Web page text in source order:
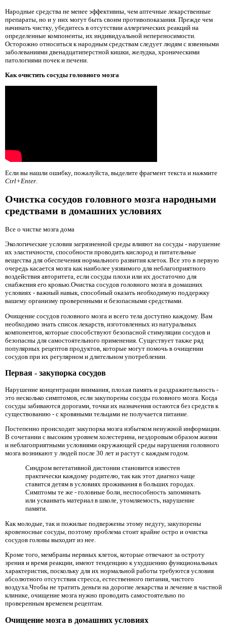
Народные средства не менее эффективны, чем аптечные лекарственные
препараты, но и у них могут быть своим противопоказания. Прежде чем
начинать чистку, убедитесь в отсутствии аллергических реакций на
определенные компоненты, их индивидуальной непереносимости.
Осторожно относиться к народным средствам следует людям с язвенными
заболеваниями двенадцатиперстной кишки, желудка, хроническими
патологиями почек и печени.
Как очистить сосуды головного мозга
Если вы нашли ошибку, пожалуйста, выделите фрагмент текста и нажмите
Ctrl+Enter
Очистка сосудов головного мозга народными
средствами в домашних условиях
Все о чистке мозга дома
Экологические условия загрязненной среды влияют на сосуды - нарушение
их эластичности, способности проводить кислород и питательные
вещества для обеспечения нормального развития клеток. Все это в первую
очередь касается мозга как наиболее уязвимого для неблагоприятного
воздействия авторитета, если сосуды плохи или их достаточно для
снабжения его кровью.Очистка сосудов головного мозга в домашних
условиях - важный навык, способный оказать необходимую поддержку
вашему организму проверенными и безопасными средствами.
Очищение сосудов головного мозга и всего тела доступно каждому. Вам
необходимо знать список лекарств, изготовленных из натуральных
компонентов, которые способствуют безопасной стимуляции сосудов и
безопасны для самостоятельного применения. Существует также ряд
популярных рецептов продуктов, которые могут помочь в очищении
сосудов при их регулярном и длительном употреблении.
Первая - закупорка сосудов
Нарушение концентрации внимания, плохая память и раздражительность -
это несколько симптомов, если закупорены сосуды головного мозга. Когда
сосуды забиваются дорогами, точки их назначения остаются без средств к
существованию - с кровяными тельцами не получается питание.
Постепенно происходит закупорка мозга избытком ненужной информации.
В сочетании с высоким уровнем холестерина, нездоровым образом жизни
и неблагоприятными условиями окружающей среды нарушения головного
мозга возникают у людей после 30 лет и растут с каждым годом.
Синдром вегетативной дистонии становится известен
практически каждому родителю, так как этот диагноз чаще
ставится детям в условиях проживания в больших городах.
Симптомы те же - головные боли, неспособность запоминать
или усваивать материал в школе, утомляемость, нарушение
памяти.
Как молодые, так и пожилые подвержены этому недугу, закупорены
кровеносные сосуды, поэтому проблема стоит крайне остро и очистка
сосудов головы выходит из нее.
Кроме того, мембраны нервных клеток, которые отвечают за остроту
зрения и время реакции, имеют тенденцию к ухудшению функциональных
характеристик, поскольку для их нормальной работы требуются условия
абсолютного отсутствия стресса, естественного питания, чистого
воздуха.Чтобы не тратить деньги на дорогие лекарства и лечение в частной
клинике, очищение мозга нужно проводить самостоятельно по
проверенным временем рецептам.
Очищение мозга в домашних условиях